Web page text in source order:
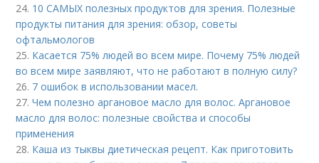
24. 10 САМЫХ полезных продуктов для зрения. Полезные
продукты питания для зрения: обзор, советы
офтальмологов
25. Касается 75% людей во всем мире. Почему 75% людей
во всем мире заявляют, что не работают в полную силу?
26. 7 ошибок в использовании масел.
27.Чем полезно аргановое масло для волос. Аргановое
масло для волос: полезные свойства и способы
применения
28. Каша из тыквы диетическая рецепт. Как приготовить